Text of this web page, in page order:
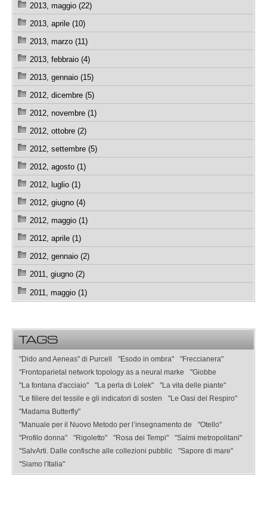
2013, maggio (22)
2013, aprile (10)
2013, marzo (11)
2013, febbraio (4)
2013, gennaio (15)
2012, dicembre (5)
2012, novembre (1)
2012, ottobre (2)
2012, settembre (5)
2012, agosto (1)
2012, luglio (1)
2012, giugno (4)
2012, maggio (1)
2012, aprile (1)
2012, gennaio (2)
2011, giugno (2)
2011, maggio (1)
TAGS
"Dido and Aeneas" di Purcell "Esodo in ombra"
"Freccianera"
"Frontoparietal network topology as a neural marke
"Giobbe
"La fontana d'acciaio"
"La perla di Lolek"
"La vita delle piante"
"Le filiere del tessile e gli indicatori di sosten
"Le Oasi del Respiro"
"Madama Butterfly"
"Manuale per il Nuovo Metodo per l’insegnamento de
"Otello"
"Profilo donna"
"Rigoletto" "Rosa dei Tempi"
"Salmi metropolitani"
"SalvArti. Dalle confische alle collezioni pubblic
"Sapore di mare"
"Siamo l'Italia"